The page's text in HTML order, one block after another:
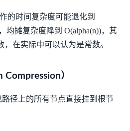
的时间复杂度可能退化到
均摊复杂度降到 O(alpha(n))，其
，在实际中可以认为是常数。
）
径上的所有节点直接挂到根节